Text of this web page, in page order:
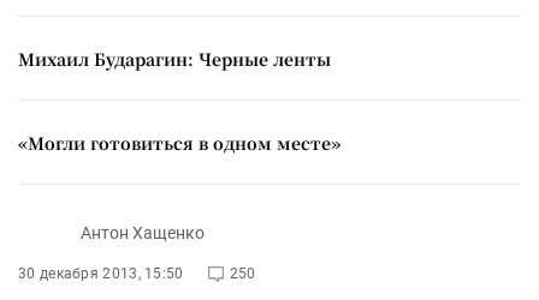
Михаил Бударагин: Черные ленты
«Могли готовиться в одном месте»
Антон Хащенко
30 декабря 2013, 15:50 250